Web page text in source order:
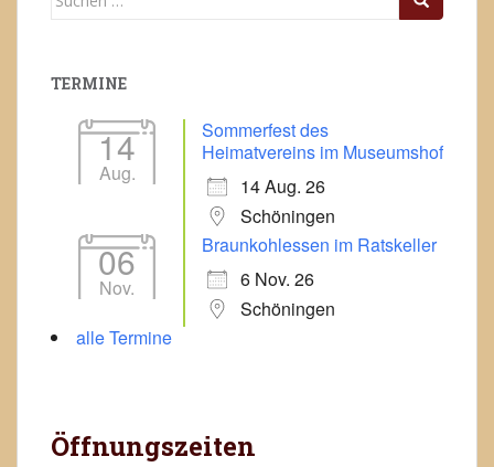
TERMINE
14
Aug.
Sommerfest des
Heimatvereins im Museumshof
14 Aug. 26
Schöningen
06
Nov.
Braunkohlessen im Ratskeller
6 Nov. 26
Schöningen
alle Termine
Öffnungszeiten